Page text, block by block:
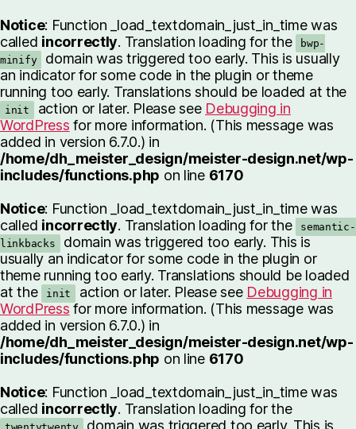
Notice: Function _load_textdomain_just_in_time was
called incorrectly. Translation loading for the
bwp-
minify
domain was triggered too early. This is usually
an indicator for some code in the plugin or theme
running too early. Translations should be loaded at the
init action or later. Please see Debugging in
WordPress for more information. (This message was
added in version 6.7.0.) in
/home/dh_meister_design/meister-design.net/wp-
includes/functions.php on line 6170
Notice: Function _load_textdomain_just_in_time was
called incorrectly. Translation loading for the
semantic-
linkbacks
domain was triggered too early. This is
usually an indicator for some code in the plugin or
theme running too early. Translations should be loaded
at the
init action or later. Please see Debugging in
WordPress for more information. (This message was
added in version 6.7.0.) in
/home/dh_meister_design/meister-design.net/wp-
includes/functions.php on line 6170
Notice: Function _load_textdomain_just_in_time was
called incorrectly. Translation loading for the
domain was triggered too early. This is